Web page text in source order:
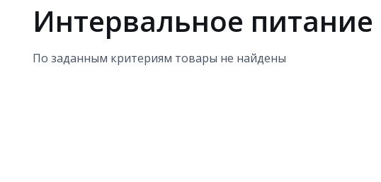
Интервальное
По заданным критериям товары не найдены